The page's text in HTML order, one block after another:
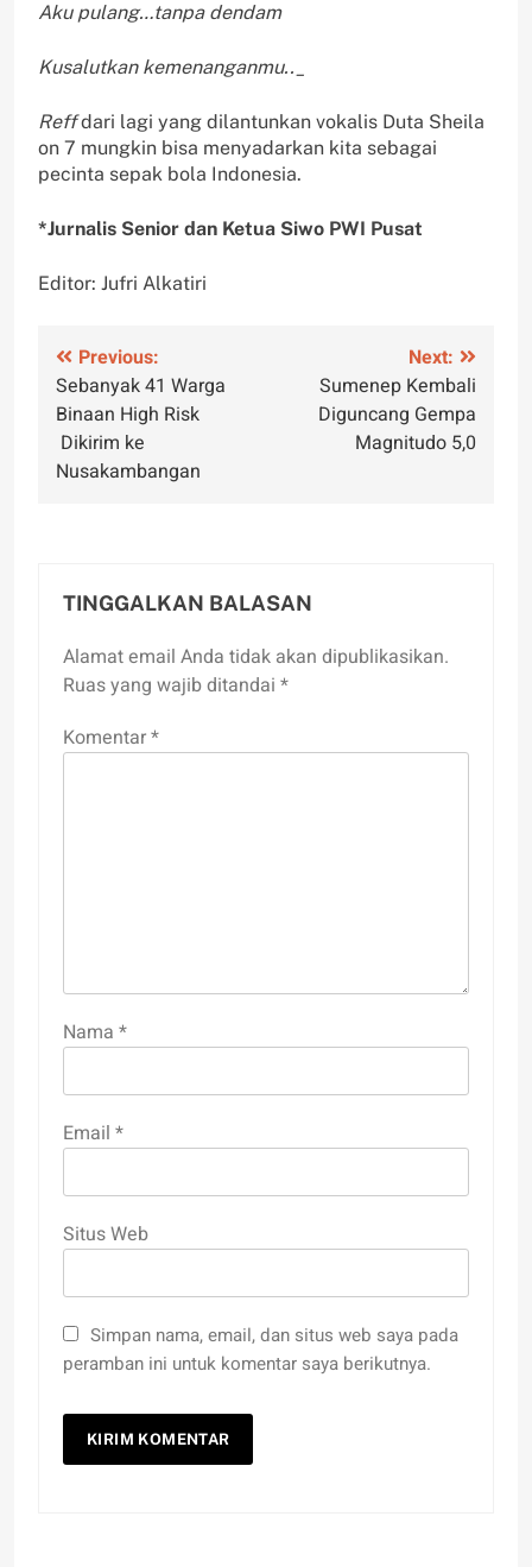
Aku pulang…tanpa dendam
Kusalutkan kemenanganmu.._
Reffdari lagi yang dilantunkan vokalis Duta Sheila
on 7 mungkin bisa menyadarkan kita sebagai
pecinta sepak bola Indonesia.
*Jurnalis Senior dan Ketua Siwo PWI Pusat
Editor: Jufri Alkatiri
Navigasi
pos
Previous:
Sebanyak 41 Warga
Binaan High Risk
Dikirim ke
Nusakambangan
Next:
Sumenep Kembali
Diguncang Gempa
Magnitudo 5,0
TINGGALKAN BALASAN
Alamat email Anda tidak akan dipublikasikan.
Ruas yang wajib ditandai *
Komentar*
Nama *
Email *
Situs Web
Simpan nama, email, dan situs web saya pada
peramban ini untuk komentar saya berikutnya.